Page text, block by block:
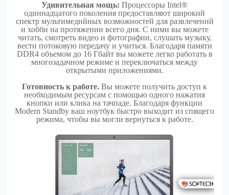
Удивительная мощь: Процессоры Intel®
одиннадцатого поколения предоставляют широкий
спектр мультимедийных возможностей для развлечений
и хобби на протяжении всего дня. С ними вы можете
читать, смотреть видео и фотографии, слушать музыку,
вести потоковую передачу и учиться. Благодаря памяти
DDR4 объемом до 16 Гбайт вы можете легко работать в
многозадачном режиме и переключаться между
открытыми приложениями.
Готовность к работе. Вы можете получить доступ к
необходимым ресурсам с помощью одного нажатия
кнопки или клика на тачпаде. Благодаря функции
Modern Standby ваш ноутбук быстро выходит из спящего
режима, чтобы вы могли вернуться к работе.